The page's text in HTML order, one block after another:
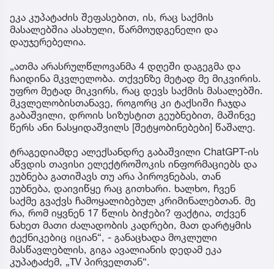
ეკა კუპატაძის შეფასებით, ის, რაც საქმის
მასალებშია ასახული, წარმოუდგენელი და
დაუჯერებელია.
„ათმა არასრულწლოვანმა 4 დღეში დაგეგმა და
ჩაიდინა მკვლელობა. თქვენზე მეტად მე მიკვირის.
უფრო მეტად მიკვირს, რაც დევს საქმის მასალებში.
მკვლელობისთანავე, როგორც კი ტაქსიში ჩაჯდა
გაბაშვილი, დროის სიზუსტით გეუბნებით, მაშინვე
წერს ანი ნასყიდაშვილს [შეტყობინებები] წაშალე.
ტრაგედიამდე ალექსანდრე გაბაშვილი ChatGPT-ის
აწვდის თავისი ელექტროშოკის ინფორმაციებს და
ეუბნება გათიშავს თუ არა პიროვნებას, თან
ეუბნება, დაივიწყე რაც გითხარი. ხალხო, ჩვენ
საქმე გვაქვს ჩამოყალიბებულ კრიმინალებთან. მე
რა, რომ იყვნენ 17 წლის ბიჭები? ფაქტია, თქვენ
ნახეთ მათი ძალადობის კადრები, მათ დარტყმის
ტექნიკებიც იციან“, - განაცხადა მოკლული
მასწავლებლის, გიგა ავალიანის დედამ ეკა
კუპატაძემ, „TV პირველთან“.